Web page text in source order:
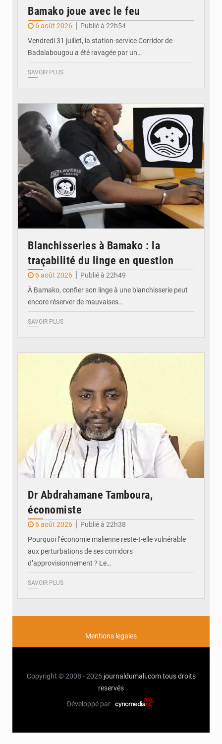
Bamako joue avec le feu
6 août 2026
Publié à 22h54
Vendredi 31 juillet, la station-service Corridor de
Badalabougou a été ravagée par un…
SAVOIR PLUS
Blanchisseries à Bamako : la
traçabilité du linge en question
6 août 2026
Publié à 22h49
À Bamako, confier son linge à une blanchisserie peut
encore réserver de mauvaises…
SAVOIR PLUS
Dr Abdrahamane Tamboura,
économiste
6 août 2026
Publié à 22h38
Pourquoi l’économie malienne reste-t-elle vulnérable
aux perturbations de ses corridors
d’approvisionnement ? Le…
SAVOIR PLUS
Mentions legales
Copyright © 2008 - 2026 journaldumali.com tous droits
reservés
Développé par